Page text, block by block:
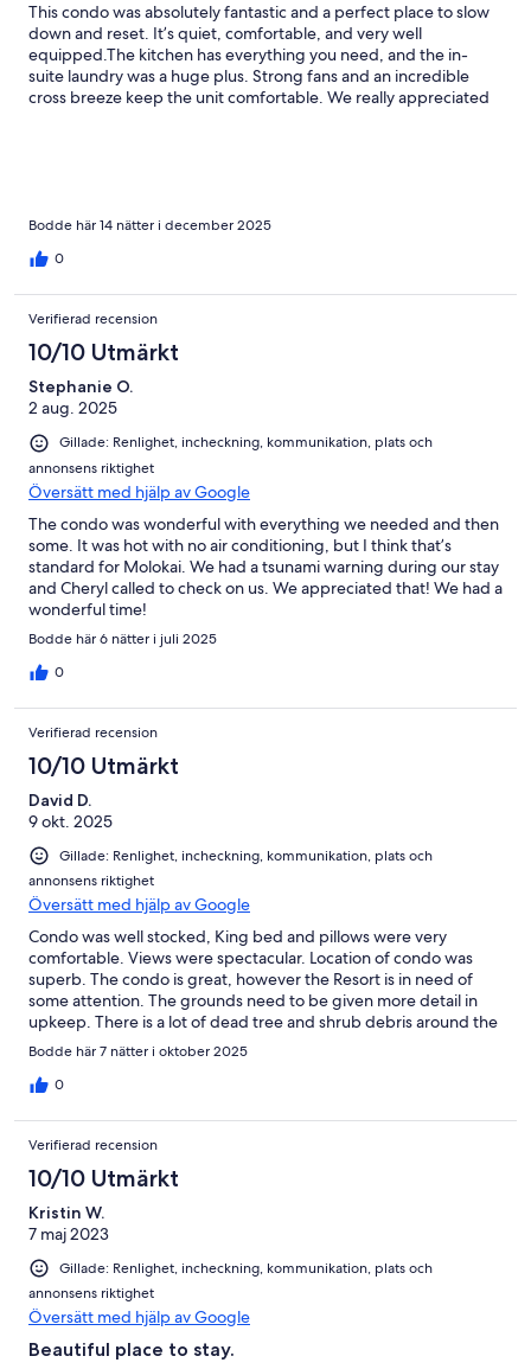
This condo was absolutely fantastic and a perfect place to slow
down and reset. It’s quiet, comfortable, and very well
equipped.The kitchen has everything you need, and the in-
suite laundry was a huge plus. Strong fans and an incredible
cross breeze keep the unit comfortable. We really appreciated
throughout the condo. Grocery prices were exactly what you’d
expect for small-town island living—no surprises. The island
itself is very friendly and welcoming.
Bodde här 14 nätter i december 2025
0
Verifierad recension
10/10 Utmärkt
Stephanie O.
2 aug. 2025
Gillade: Renlighet, incheckning, kommunikation, plats och
annonsens riktighet
Översätt med hjälp av Google
The condo was wonderful with everything we needed and then
some. It was hot with no air conditioning, but I think that’s
standard for Molokai. We had a tsunami warning during our stay
and Cheryl called to check on us. We appreciated that! We had a
wonderful time!
Bodde här 6 nätter i juli 2025
0
Verifierad recension
10/10 Utmärkt
David D.
9 okt. 2025
Gillade: Renlighet, incheckning, kommunikation, plats och
annonsens riktighet
Översätt med hjälp av Google
Condo was well stocked, King bed and pillows were very
comfortable. Views were spectacular. Location of condo was
superb. The condo is great, however the Resort is in need of
some attention. The grounds need to be given more detail in
upkeep. There is a lot of dead tree and shrub debris around the
grounds. This has nothing to do with condo. The owners have
Bodde här 7 nätter i oktober 2025
0
Verifierad recension
10/10 Utmärkt
Kristin W.
7 maj 2023
Gillade: Renlighet, incheckning, kommunikation, plats och
annonsens riktighet
Översätt med hjälp av Google
Beautiful place to stay.